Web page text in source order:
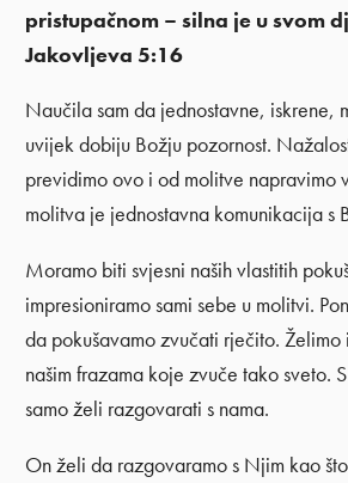
pristupačnom – silna je u svom
Jakovljeva 5:16
Naučila sam da jednostavne, iskrene,
uvijek dobiju Božju pozornost.
previdimo ovo i od molitve napravimo
molitva je jednostavna komunikacija s
Moramo biti svjesni naših vlastitih
impresioniramo sami sebe u molitvi.
da pokušavamo zvučati rječito.
našim frazama koje zvuče tako sveto.
samo želi razgovarati s nama.
On želi da razgovaramo s Njim kao